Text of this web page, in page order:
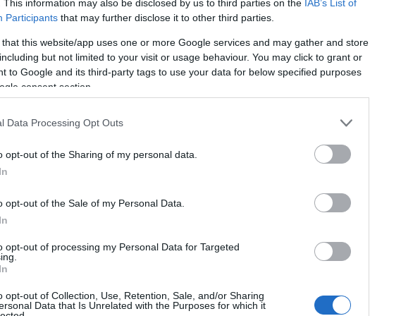
This information may also be disclosed by us to third parties on the IAB’s List of
Participants that may further disclose it to other third parties.
that this website/app uses one or more Google services and may gather and store
but not limited to your visit or usage behaviour. You may click to grant or
to Google and its third-party tags to use your data for below specified purposes
consent section.
Data Processing Opt Outs
opt-out of the Sharing of my personal data.
opt-out of the Sale of my Personal Data.
opt-out of processing my Personal Data for Targeted
opt-out of Collection, Use, Retention, Sale, and/or Sharing
Data that Is Unrelated with the Purposes for which it
δυναμικά τις κινητοποιήσεις»
του, το ΣΑΤΑ τονίζει ότι οι κινητοποιήσεις θα διαρκέσουν
η συζήτηση του νομοσχεδίου, υπάρχεικαθολική συμμετοχή του
οδηγοί είναιενωμένοι και αποφασισμένοι
του κλάδου εκφράζουν έντονες αντιρρήσεις για το προωθούμενο
, ενισχύει τον
συνθήκες ανασφάλειας για τους οδηγούς και«νομιμοποιεί
για έναν
.